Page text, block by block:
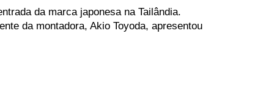
da marca japonesa na Tailândia.
da montadora, Akio Toyoda, apresentou